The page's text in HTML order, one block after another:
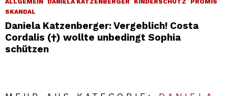
ALLGEMEIN DANIELA KATZENBERGER KINDERSCHUTZ
PROMIS
SKANDAL
Daniela Katzenberger: Vergeblich! Costa
Cordalis (†) wollte unbedingt Sophia
schützen